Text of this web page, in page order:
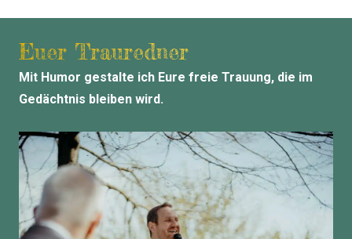
Euer Trauredner
Mit Humor gestalte ich Eure freie Trauung, die im
Gedächtnis bleiben wird.